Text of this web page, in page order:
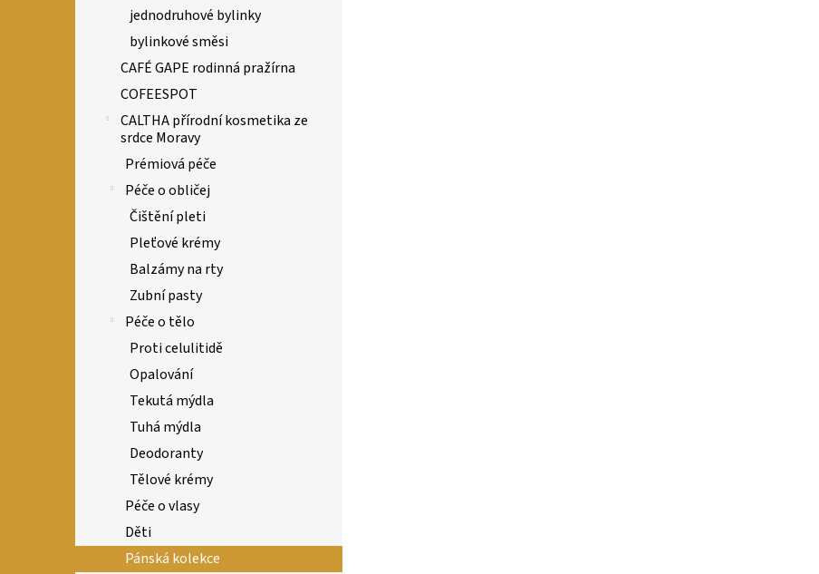
jednodruhové bylinky
bylinkové směsi
CAFÉ GAPE rodinná pražírna
COFEESPOT
CALTHA přírodní kosmetika ze
srdce Moravy
Prémiová péče
Péče o obličej
Čištění pleti
Pleťové krémy
Balzámy na rty
Zubní pasty
Péče o tělo
Proti celulitidě
Opalování
Tekutá mýdla
Tuhá mýdla
Deodoranty
Tělové krémy
Péče o vlasy
Děti
Pánská kolekce